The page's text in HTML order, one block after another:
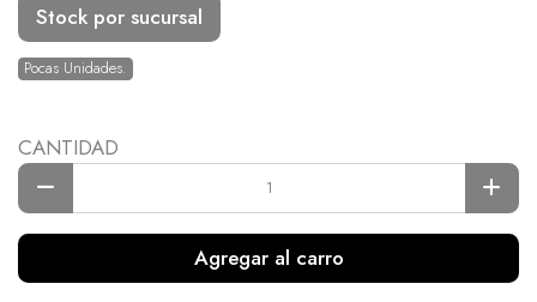
Stock por sucursal
Pocas Unidades.
CANTIDAD
Agregar al carro